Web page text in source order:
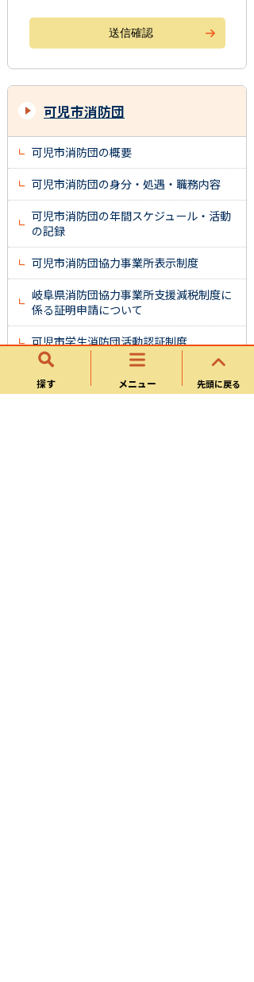
探す メニュー 先頭に戻る
可児市消防団
可児市消防団の概要
可児市消防団の身分・処遇・職務内容
可児市消防団の年間スケジュール・活動
の記録
可児市消防団協力事業所表示制度
岐阜県消防団協力事業所支援減税制度に
係る証明申請について
可児市学生消防団活動認証制度